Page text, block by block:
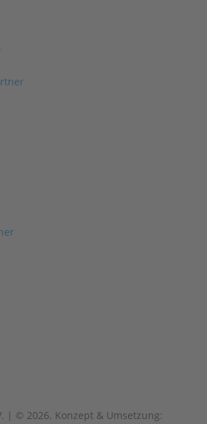
| © 2026. Konzept & Umsetzung: